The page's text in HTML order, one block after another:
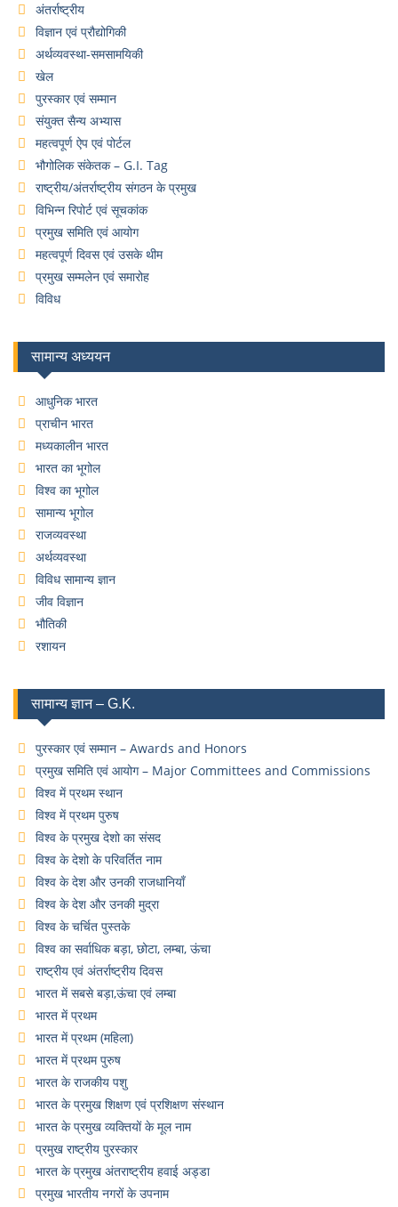
अंतर्राष्ट्रीय
विज्ञान एवं प्रौद्योगिकी
अर्थव्यवस्था-समसामयिकी
खेल
पुरस्कार एवं सम्मान
संयुक्त सैन्य अभ्यास
महत्वपूर्ण ऐप एवं पोर्टल
भौगोलिक संकेतक – G.I. Tag
राष्ट्रीय/अंतर्राष्ट्रीय संगठन के प्रमुख
विभिन्न रिपोर्ट एवं सूचकांक
प्रमुख समिति एवं आयोग
महत्वपूर्ण दिवस एवं उसके थीम
प्रमुख सम्मलेन एवं समारोह
विविध
सामान्य अध्ययन
आधुनिक भारत
प्राचीन भारत
मध्यकालीन भारत
भारत का भूगोल
विश्व का भूगोल
सामान्य भूगोल
राजव्यवस्था
अर्थव्यवस्था
विविध सामान्य ज्ञान
जीव विज्ञान
भौतिकी
रशायन
सामान्य ज्ञान – G.K.
पुरस्कार एवं सम्मान – Awards and Honors
प्रमुख समिति एवं आयोग – Major Committees and Commissions
विश्व में प्रथम स्थान
विश्व में प्रथम पुरुष
विश्व के प्रमुख देशो का संसद
विश्व के देशो के परिवर्तित नाम
विश्व के देश और उनकी राजधानियाँ
विश्व के देश और उनकी मुद्रा
विश्व के चर्चित पुस्तके
विश्व का सर्वाधिक बड़ा, छोटा, लम्बा, ऊंचा
राष्ट्रीय एवं अंतर्राष्ट्रीय दिवस
भारत में सबसे बड़ा,ऊंचा एवं लम्बा
भारत में प्रथम
भारत में प्रथम (महिला)
भारत में प्रथम पुरुष
भारत के राजकीय पशु
भारत के प्रमुख शिक्षण एवं प्रशिक्षण संस्थान
भारत के प्रमुख व्यक्तियों के मूल नाम
प्रमुख राष्ट्रीय पुरस्कार
भारत के प्रमुख अंतराष्ट्रीय हवाई अड्डा
प्रमुख भारतीय नगरों के उपनाम